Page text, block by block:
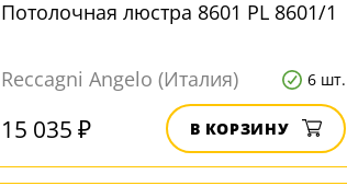
Потолочная люстра 8601 PL 8601/1
Reccagni Angelo (Италия) 6 шт.
15 035 ₽ В КОРЗИНУ